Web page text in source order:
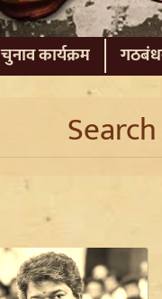
चुनाव कार्यक्रम